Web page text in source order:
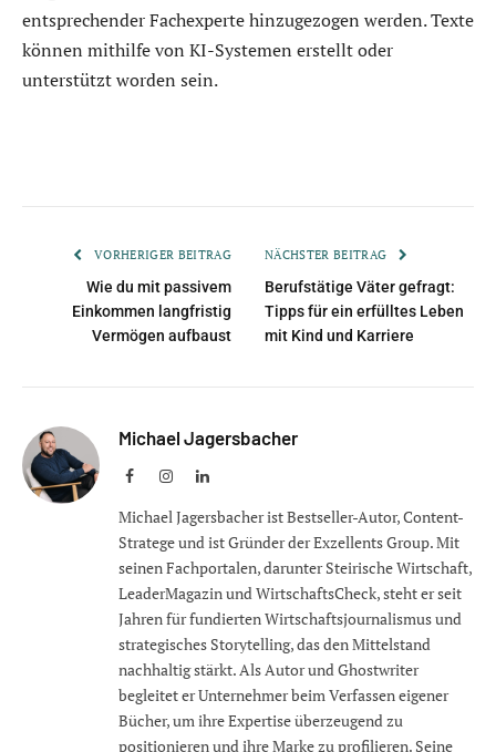
entsprechender Fachexperte hinzugezogen werden. Texte
können mithilfe von KI-Systemen erstellt oder
unterstützt worden sein.
VORHERIGER BEITRAG
Wie du mit passivem
Einkommen langfristig
Vermögen aufbaust
NÄCHSTER BEITRAG
Berufstätige Väter gefragt:
Tipps für ein erfülltes Leben
mit Kind und Karriere
Michael Jagersbacher
FacebookInstagramLinkedIn
Michael Jagersbacher ist Bestseller-Autor, Content-
Stratege und ist Gründer der Exzellents Group. Mit
seinen Fachportalen, darunter Steirische Wirtschaft,
LeaderMagazin und WirtschaftsCheck, steht er seit
Jahren für fundierten Wirtschaftsjournalismus und
strategisches Storytelling, das den Mittelstand
nachhaltig stärkt. Als Autor und Ghostwriter
begleitet er Unternehmer beim Verfassen eigener
Bücher, um ihre Expertise überzeugend zu
positionieren und ihre Marke zu profilieren. Seine